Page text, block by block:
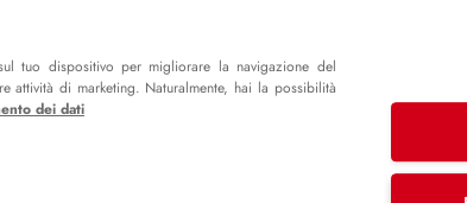
tuo dispositivo per migliorare la navigazione del
di marketing. Naturalmente, hai la possibilità
dei dati